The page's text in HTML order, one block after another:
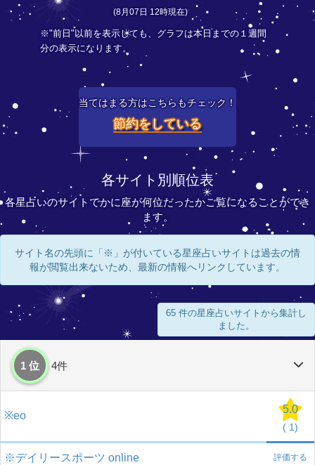
(8月07日 12時現在)
※"前日"以前を表示しても、グラフは本日までの１週間
分の表示になります。
当てはまる方はこちらもチェック！
節約をしている
各サイト別順位表
各星占いのサイトでかに座が何位だったかご覧になることができ
ます。
サイト名の先頭に「※」が付いている星座占いサイトは過去の情
報が閲覧出来ないため、最新の情報へリンクしています。
65 件の星座占いサイトから集計し
ました。
1 位 4件
※eo
5.0
( 1)
※デイリースポーツ online 評価する